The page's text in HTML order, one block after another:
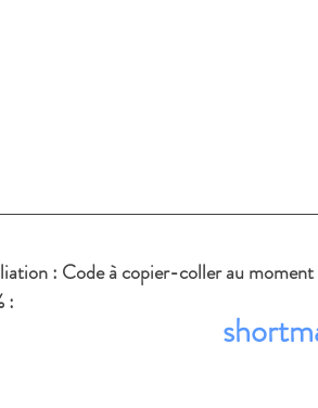
: Code à copier-coller au
: